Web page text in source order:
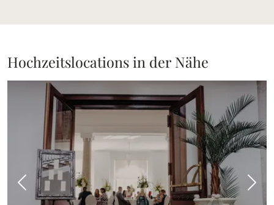
Hochzeitslocations in der Nähe
Vorheriges Bild